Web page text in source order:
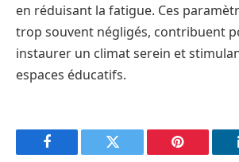
en réduisant la fatigue. Ces
trop souvent négligés, contribuent
instaurer un climat serein et
espaces éducatifs.
Facebook Twitter Pinterest